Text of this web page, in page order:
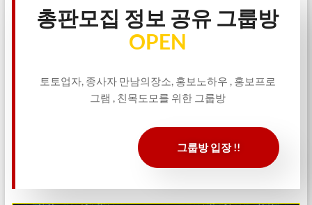
총판모집 정보 공유 그룹방
OPEN
토토업자, 종사자 만남의장소, 홍보노하우 , 홍보프로
그램 , 친목도모를 위한 그룹방
그룹방 입장 !!